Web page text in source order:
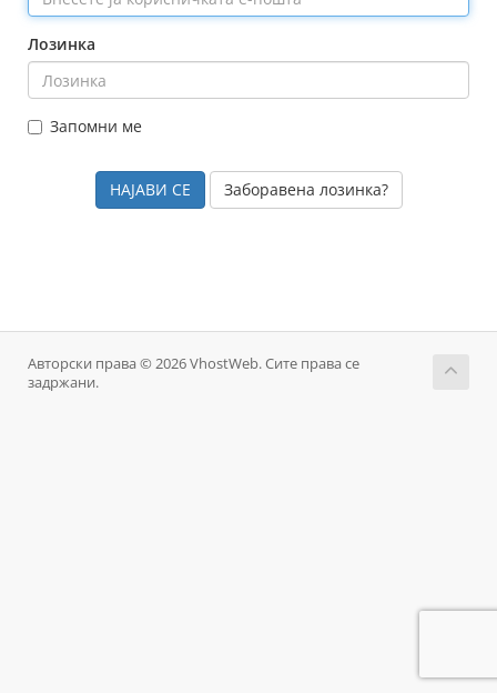
Лозинка
Запомни ме
Заборавена лозинка?
Авторски права © 2026 VhostWeb. Сите права се
задржани.